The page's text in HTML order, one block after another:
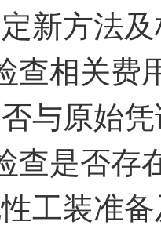
新方法
查相关
与原始
查是否
工装准